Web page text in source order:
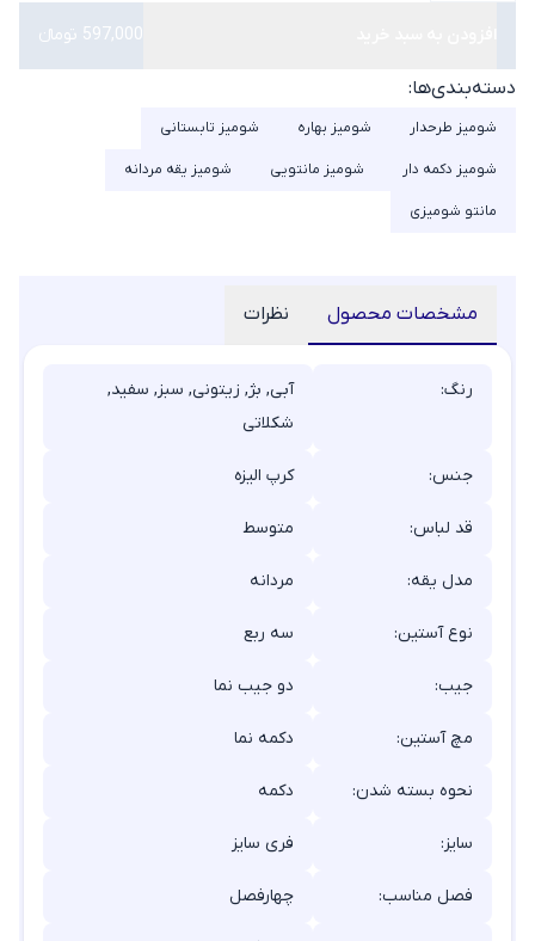
597,000 تومانء
دسته‌بندی‌ها:
شومیز طرحدار شومیز بهاره شومیز تابستانی
شومیز دکمه دار شومیز مانتویی شومیز یقه مردانه
مانتو شومیزی
مشخصات محصول نظرات
رنگ:
آبی, بژ, زیتونی, سبز, سفید,
شکلاتی
جنس: کرپ الیزه
قد لباس: متوسط
مدل یقه: مردانه
نوع آستین: سه ربع
جیب: دو جیب نما
مچ آستین: دکمه نما
نحوه بسته شدن: دکمه
سایز: فری سایز
فصل مناسب: چهارفصل